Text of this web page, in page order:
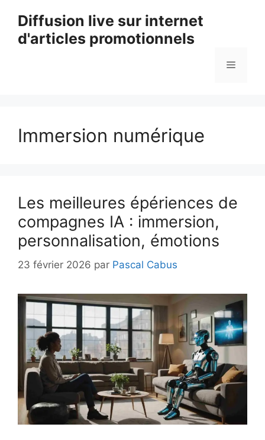
contenu
Diffusion live sur internet
d'articles promotionnels
Menu
Immersion numérique
Les meilleures épériences de
compagnes IA : immersion,
personnalisation, émotions
23 février 2026 par Pascal Cabus